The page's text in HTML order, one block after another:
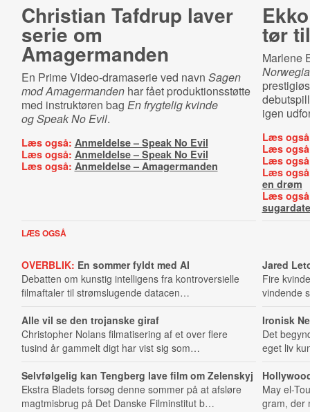
Christian Tafdrup laver
serie om
Amagermanden
En Prime Video-dramaserie ved navn Sagen
mod Amagermandenhar fået produktionsstøtte
med instruktøren bag En frygtelig kvinde
og Speak No Evil.
Læs også: Anmeldelse – Speak No Evil
Læs også: Anmeldelse – Speak No Evil
Læs også: Anmeldelse – Amagermanden
tør
Marlene
igen
Læs
Læs
Læs
Læs
en drøm
Læs
LÆS OGSÅ
OVERBLIK: En sommer fyldt med AI
Debatten om kunstig intelligens fra kon­tro­ver­si­el­le
filmaftaler til strømslugende datacen…
Jared
Fire
vindende
Alle vil se den trojanske giraf
Christopher Nolans filmatisering af et over flere
tusind år gammelt digt har vist sig som…
Ironisk
Det
eget liv
Selvfølgelig kan Tengberg lave film om Zelenskyj
Ekstra Bladets forsøg denne sommer på at afsløre
magtmisbrug på Det Danske Filminstitut b…
May el-
gram, der